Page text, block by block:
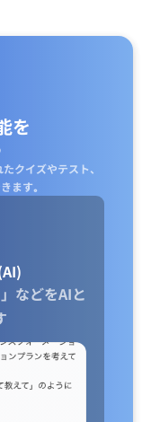
の追求
の効率化、外注化
を
クイズやテスト、
ます｡
などをAIと